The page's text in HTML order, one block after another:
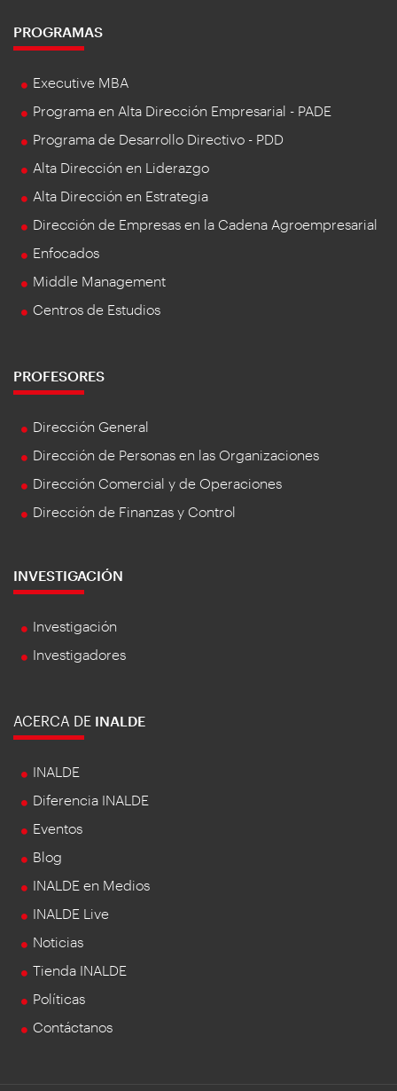
PROGRAMAS
Executive MBA
Programa en Alta Dirección Empresarial - PADE
Programa de Desarrollo Directivo - PDD
Alta Dirección en Liderazgo
Alta Dirección en Estrategia
Dirección de Empresas en la Cadena Agroempresarial
Enfocados
Middle Management
Centros de Estudios
PROFESORES
Dirección General
Dirección de Personas en las Organizaciones
Dirección Comercial y de Operaciones
Dirección de Finanzas y Control
INVESTIGACIÓN
Investigación
Investigadores
ACERCA DE INALDE
INALDE
Diferencia INALDE
Eventos
Blog
INALDE en Medios
INALDE Live
Noticias
Tienda INALDE
Políticas
Contáctanos